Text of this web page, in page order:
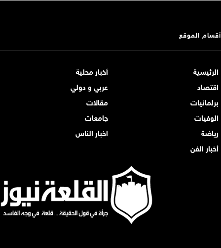
أقسام الموقع
الرئيسية
أخبار محلية
اقتصاد
عربي و دولي
برلمانيات
مقالات
الوفيات
جامعات
رياضة
اخبار الناس
أخبار الفن